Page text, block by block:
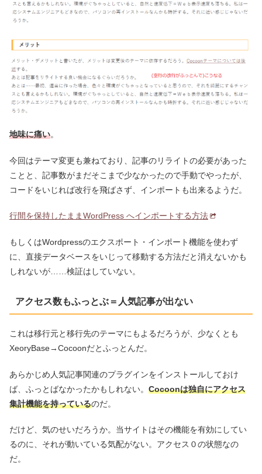
地味に痛い。
今回はテーマ変更も兼ねており、記事のリライトの必要があった
ことと、記事数がまだそこまで少なかったので手動でやったが、
コードをいじれば改行を飛ばさず、インポートも出来るようだ。
行間を保持したままWordPress へインポートする方法
もしくはWordpressのエクスポート・インポート機能を使わず
に、直接データベースをいじって移動する方法だと消えないかも
しれないが……検証はしていない。
アクセス数もふっとぶ＝人気記事が出ない
これは移行元と移行先のテーマにもよるだろうが、少なくとも
XeoryBase→Cocoonだとふっとんだ。
あらかじめ人気記事関連のプラグインをインストールしておけ
ば、ふっとばなかったかもしれない。 Cocoonは独自にアクセス
集計機能を持っているのだ。
だけど、気のせいだろうか。当サイトはその機能を有効にしてい
るのに、それが動いている気配がない。アクセス０の状態なの
だ。